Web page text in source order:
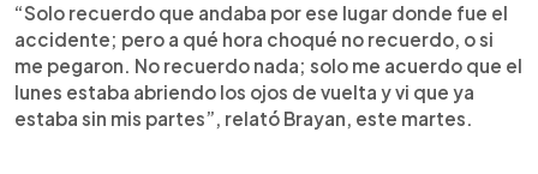
“Solo recuerdo que andaba por ese lugar donde fue el
accidente; pero a qué hora choqué no recuerdo, o si
me pegaron. No recuerdo nada; solo me acuerdo que el
lunes estaba abriendo los ojos de vuelta y vi que ya
estaba sin mis partes”, relató Brayan, este martes.